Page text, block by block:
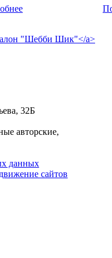
32Б
авторские,
данных
сайтов